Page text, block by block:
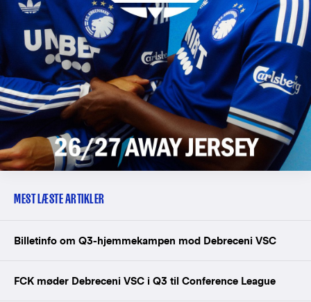
MEST LÆSTE ARTIKLER
Billetinfo om Q3-hjemmekampen mod Debreceni VSC
FCK møder Debreceni VSC i Q3 til Conference League